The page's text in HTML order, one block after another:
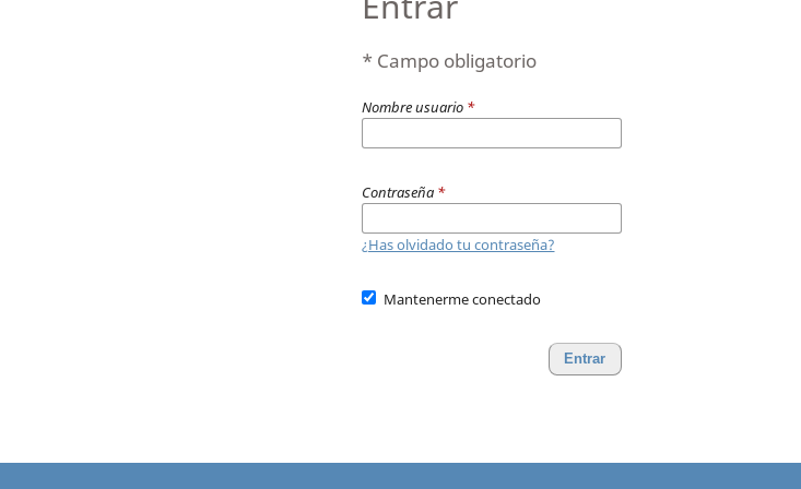
* Campo obligatorio
Nombre usuario *
Contraseña *
¿Has olvidado tu contraseña?
Mantenerme conectado
Entrar